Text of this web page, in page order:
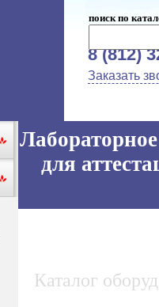
поиск по
8 (812)
Заказать
для
Каталог